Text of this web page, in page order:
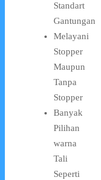
Standart
Gantungan
Melayani
Stopper
Maupun
Tanpa
Stopper
Banyak
Pilihan
warna
Tali
Seperti